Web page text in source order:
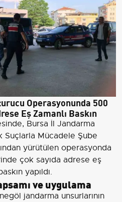
Operasyonunda 500
Eş Zamanlı Baskın
Bursa İl Jandarma
Suçlarla Mücadele Şube
yürütülen operasyonda
çok sayıda adrese eş
yapıldı.
ve uygulama
jandarma unsurlarının